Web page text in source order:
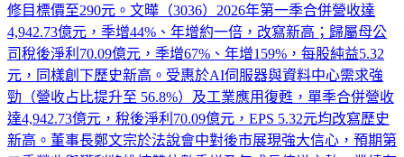
高，帶動股價勁揚。法人最新報告指出，維持買進評等，並上
修目標價至290元。文曄（3036）2026年第一季合併營收達
4,942.73億元，季增44%、年增約一倍，改寫新高；歸屬母公
司稅後淨利70.09億元，季增67%、年增159%，每股純益5.32
元，同樣創下歷史新高。受惠於AI伺服器與資料中心需求強
勁（營收占比提升至 56.8%）及工業應用復甦，單季合併營收
達4,942.73億元，稅後淨利70.09億元，EPS 5.32元均改寫歷史